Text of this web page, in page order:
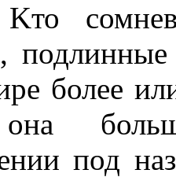
более
под